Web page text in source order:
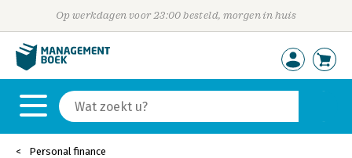
Op werkdagen voor 23:00 besteld, morgen in huis
Personal finance